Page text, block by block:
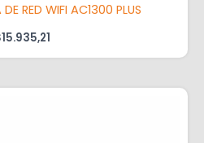
RED WIFI AC1300 PLUS
15.935,21